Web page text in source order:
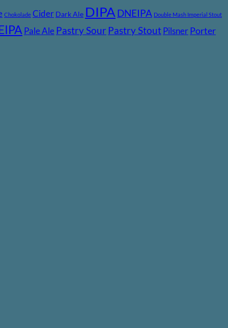
Chokolade Cider Dark Ale DIPA DNEIPA Double Mash Imperial Stout
Pale Ale Pastry Sour Pastry StoutPilsnerPorter